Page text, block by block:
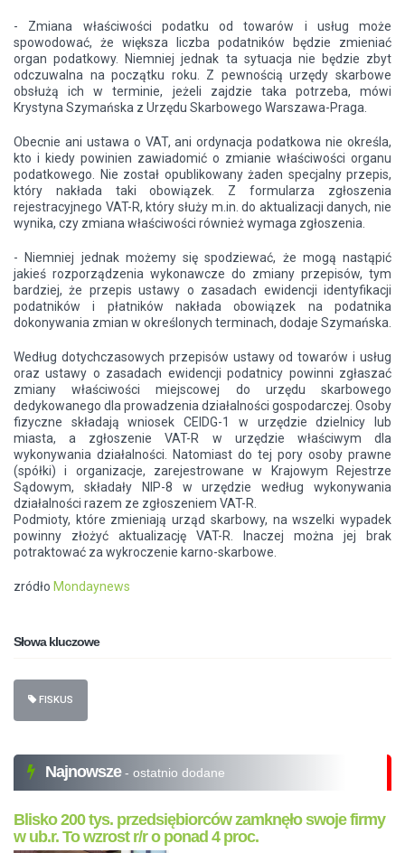
- Zmiana właściwości podatku od towarów i usług może
spowodować, że większa liczba podatników będzie zmieniać
organ podatkowy. Niemniej jednak ta sytuacja nie będzie zbyt
odczuwalna na początku roku. Z pewnością urzędy skarbowe
obsłużą ich w terminie, jeżeli zajdzie taka potrzeba, mówi
Krystyna Szymańska z Urzędu Skarbowego Warszawa-Praga.
Obecnie ani ustawa o VAT, ani ordynacja podatkowa nie określa,
kto i kiedy powinien zawiadomić o zmianie właściwości organu
podatkowego. Nie został opublikowany żaden specjalny przepis,
który nakłada taki obowiązek. Z formularza zgłoszenia
rejestracyjnego VAT-R, który służy m.in. do aktualizacji danych, nie
wynika, czy zmiana właściwości również wymaga zgłoszenia.
- Niemniej jednak możemy się spodziewać, że mogą nastąpić
jakieś rozporządzenia wykonawcze do zmiany przepisów, tym
bardziej, że przepis ustawy o zasadach ewidencji identyfikacji
podatników i płatników nakłada obowiązek na podatnika
dokonywania zmian w określonych terminach, dodaje Szymańska.
Według dotychczasowych przepisów ustawy od towarów i usług
oraz ustawy o zasadach ewidencji podatnicy powinni zgłaszać
zmiany właściwości miejscowej do urzędu skarbowego
dedykowanego dla prowadzenia działalności gospodarczej. Osoby
fizyczne składają wniosek CEIDG-1 w urzędzie dzielnicy lub
miasta, a zgłoszenie VAT-R w urzędzie właściwym dla
wykonywania działalności. Natomiast do tej pory osoby prawne
(spółki) i organizacje, zarejestrowane w Krajowym Rejestrze
Sądowym, składały NIP-8 w urzędzie według wykonywania
działalności razem ze zgłoszeniem VAT-R.
Podmioty, które zmieniają urząd skarbowy, na wszelki wypadek
powinny złożyć aktualizację VAT-R. Inaczej można jej brak
potraktować za wykroczenie karno-skarbowe.
zródło Mondaynews
Słowa kluczowe
FISKUS
Najnowsze - ostatnio dodane
Blisko 200 tys. przedsiębiorców zamknęło swoje firmy
w ub.r. To wzrost r/r o ponad 4 proc.